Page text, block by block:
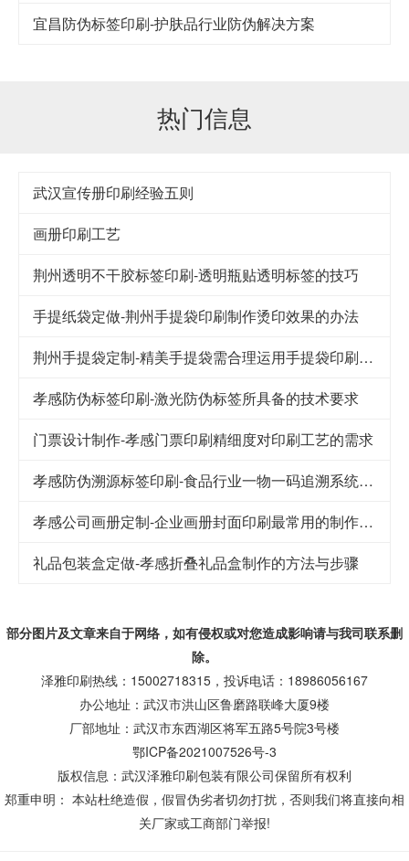
宜昌防伪标签印刷-护肤品行业防伪解决方案
热门信息
武汉宣传册印刷经验五则
画册印刷工艺
荆州透明不干胶标签印刷-透明瓶贴透明标签的技巧
手提纸袋定做-荆州手提袋印刷制作烫印效果的办法
荆州手提袋定制-精美手提袋需合理运用手提袋印刷技巧
孝感防伪标签印刷-激光防伪标签所具备的技术要求
门票设计制作-孝感门票印刷精细度对印刷工艺的需求
孝感防伪溯源标签印刷-食品行业一物一码追溯系统解决方案
孝感公司画册定制-企业画册封面印刷最常用的制作工艺
礼品包装盒定做-孝感折叠礼品盒制作的方法与步骤
部分图片及文章来自于网络，如有侵权或对您造成影响请与我司联系删
除。
泽雅印刷热线：15002718315，投诉电话：18986056167
办公地址：武汉市洪山区鲁磨路联峰大厦9楼
厂部地址：武汉市东西湖区将军五路5号院3号楼
鄂ICP备2021007526号-3
版权信息：武汉泽雅印刷包装有限公司保留所有权利
郑重申明： 本站杜绝造假，假冒伪劣者切勿打扰，否则我们将直接向相
关厂家或工商部门举报!